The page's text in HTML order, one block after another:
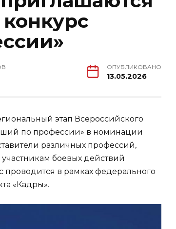
ОПУБЛИКОВАНО
13.05.2026
этап Всероссийского
по профессии» в номинации
различных профессий,
боевых действий
проводится в рамках федерального
«Кадры».